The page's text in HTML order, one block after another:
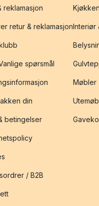
reklamasjon
retur & reklamasjon
spørsmål
din
betingelser
/ B2B
Interiør
Møbler